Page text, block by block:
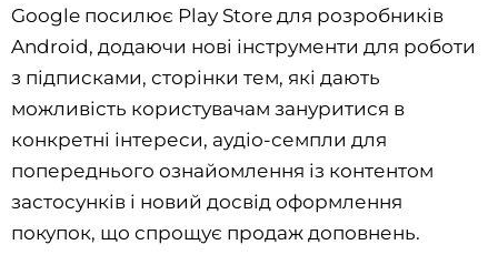
Google посилює Play Store для розробників
Android, додаючи нові інструменти для роботи
з підписками, сторінки тем, які дають
можливість користувачам зануритися в
конкретні інтереси, аудіо-семпли для
попереднього ознайомлення із контентом
застосунків і новий досвід оформлення
покупок, що спрощує продаж доповнень.